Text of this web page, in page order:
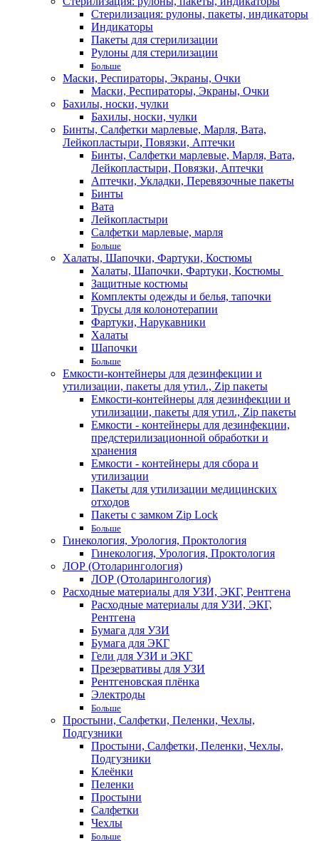
Стерилизация: рулоны, пакеты, индикаторы
Индикаторы
Пакеты для стерилизации
Рулоны для стерилизации
Больше
Маски, Респираторы, Экраны, Очки
Маски, Респираторы, Экраны, Очки
Бахилы, носки, чулки
Бахилы, носки, чулки
Бинты, Салфетки марлевые, Марля, Вата,
Лейкопластыри, Повязки, Аптечки
Бинты, Салфетки марлевые, Марля, Вата,
Лейкопластыри, Повязки, Аптечки
Аптечки, Укладки, Перевязочные пакеты
Бинты
Вата
Лейкопластыри
Салфетки марлевые, марля
Больше
Халаты, Шапочки, Фартуки, Костюмы
Халаты, Шапочки, Фартуки, Костюмы
Защитные костюмы
Комплекты одежды и белья, тапочки
Трусы для колонотерапии
Фартуки, Нарукавники
Халаты
Шапочки
Больше
Емкости-контейнеры для дезинфекции и
утилизации, пакеты для утил., Zip пакеты
Емкости-контейнеры для дезинфекции и
утилизации, пакеты для утил., Zip пакеты
Емкости - контейнеры для дезинфекции,
предстерилизационной обработки и
хранения
Емкости - контейнеры для сбора и
утилизации
Пакеты для утилизации медицинских
отходов
Пакеты с замком Zip Lock
Больше
Гинекология, Урология, Проктология
Гинекология, Урология, Проктология
ЛОР (Отоларингология)
ЛОР (Отоларингология)
Расходные материалы для УЗИ, ЭКГ, Рентгена
Расходные материалы для УЗИ, ЭКГ,
Рентгена
Бумага для УЗИ
Бумага для ЭКГ
Гели для УЗИ и ЭКГ
Презервативы для УЗИ
Рентгеновская плёнка
Электроды
Больше
Простыни, Салфетки, Пеленки, Чехлы,
Подгузники
Простыни, Салфетки, Пеленки, Чехлы,
Подгузники
Клеёнки
Пеленки
Простыни
Салфетки
Чехлы
Больше